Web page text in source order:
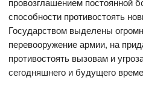
способности противостоять
Государством выделены
перевооружение армии, на
противостоять вызовам и
сегодняшнего и будущего